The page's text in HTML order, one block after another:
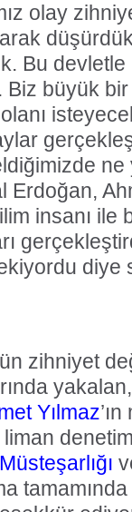
olay
Bu devletle
Biz büyük
ne
Erdoğan,
insanı ile
diye
zihniyet
yakalan,
Yılmaz
tamamında